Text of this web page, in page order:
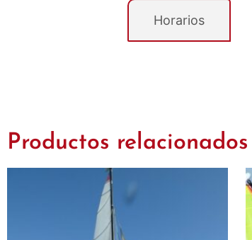
Horarios
Productos relacionados